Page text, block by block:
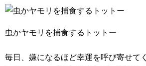
虫かヤモリを捕食するトットー
毎日、嫌になるほど幸運を呼び寄せてく